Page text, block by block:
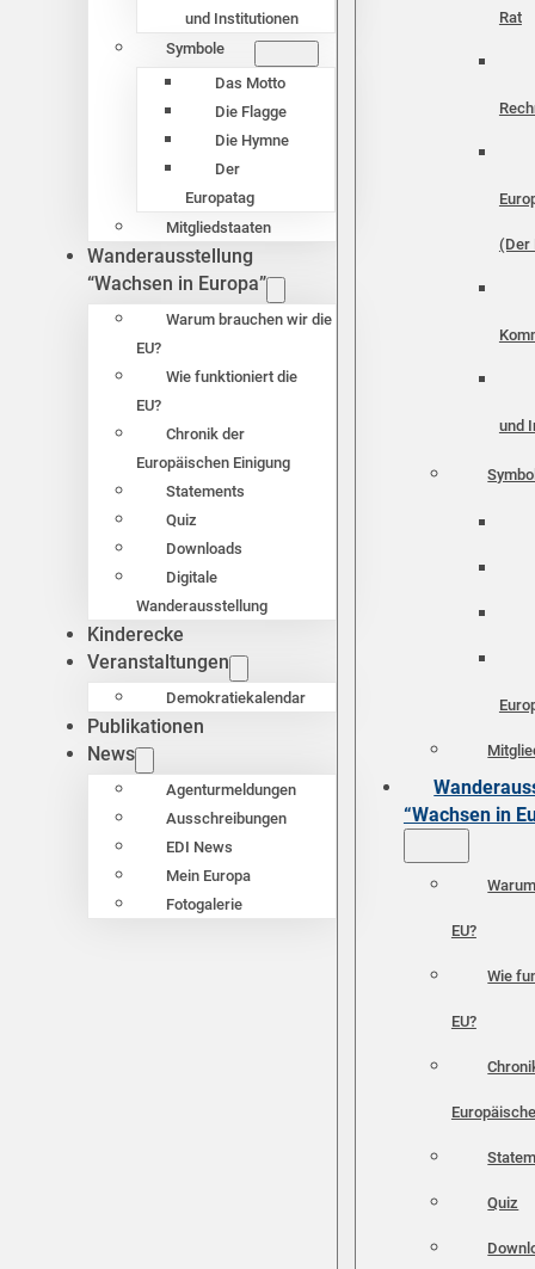
und Institutionen
Symbole
Das Motto
Die Flagge
Die Hymne
Der
Europatag
Mitgliedstaaten
Wanderausstellung
“Wachsen in Europa”
Warum brauchen wir die
EU?
Wie funktioniert die
EU?
Chronik der
Europäischen Einigung
Statements
Quiz
Downloads
Digitale
Wanderausstellung
Kinderecke
Veranstaltungen
Demokratiekalendar
Publikationen
News
Agenturmeldungen
Ausschreibungen
EDI News
Mein Europa
Fotogalerie
Rat
(Der
und
“Wachsen in
EU?
Wie
EU?
Quiz